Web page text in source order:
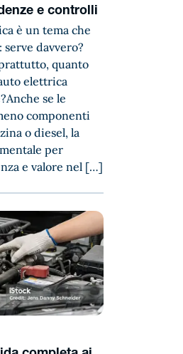
e controlli
è un tema che
davvero?
quanto
elettrica
se le
componenti
o diesel, la
per
e valore nel […]